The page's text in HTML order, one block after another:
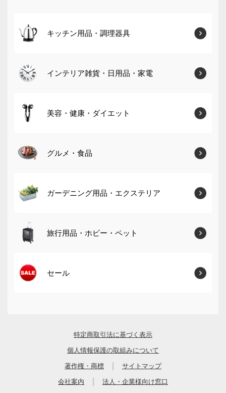
キッチン用品・調理器具
インテリア雑貨・日用品・家電
美容・健康・ダイエット
グルメ・食品
ガーデニング用品・エクステリア
旅行用品・ホビー・ペット
セール
特定商取引法に基づく表示
個人情報保護の取組みについて
著作権・商標 サイトマップ
会社案内 法人・企業様向け窓口